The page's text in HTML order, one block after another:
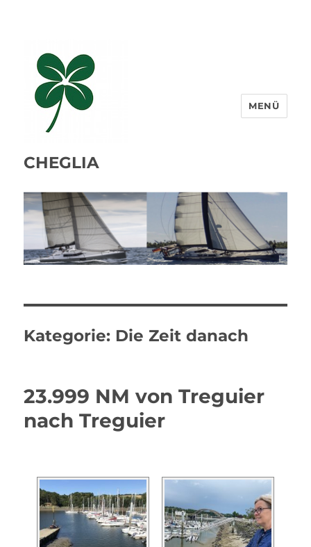
CHEGLIA
MENÜ
Kategorie: Die Zeit danach
23.999 NM von Treguier
nach Treguier